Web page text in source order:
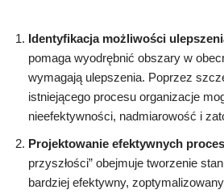
Identyfikacja możliwości
pomaga wyodrębnić obszary w
wymagają ulepszenia. Poprzez
istniejącego procesu organizacje
nieefektywności, nadmiarowość i
Projektowanie efektywnych
przyszłości” obejmuje tworzenie
bardziej efektywny,